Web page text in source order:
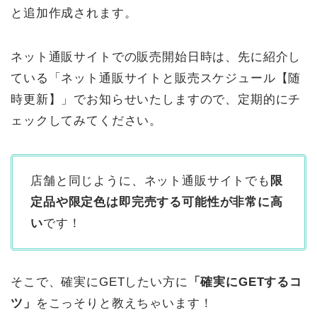
と追加作成されます。
ネット通販サイトでの販売開始日時は、先に紹介し
ている「ネット通販サイトと販売スケジュール【随
時更新】」でお知らせいたしますので、定期的にチ
ェックしてみてください。
店舗と同じように、ネット通販サイトでも 限
定品や限定色は即完売する可能性が非常に高
いです！
そこで、確実にGETしたい方に 「確実にGETするコ
ツ」
をこっそりと教えちゃいます！